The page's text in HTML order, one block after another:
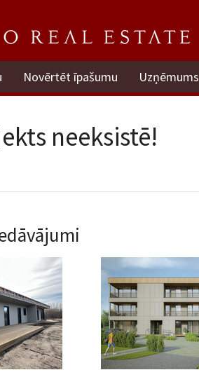
Novērtēt īpašumu Uzņēmums
neeksistē!